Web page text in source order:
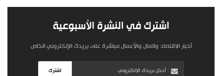
اشترك في النشرة الأسبوعية
أخبار الاقتصاد والمال والأعمال مباشرة على بريدك الإلكتروني الخاص
اشترك